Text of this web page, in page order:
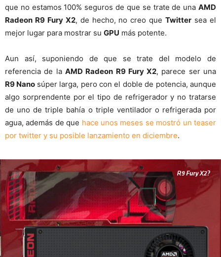
que no estamos 100% seguros de que se trate de una AMD
Radeon R9 Fury X2, de hecho, no creo queTwitter sea el
mejor lugar para mostrar su GPU más potente.
Aun así, suponiendo de que se trate del modelo de
referencia de la AMD Radeon R9 Fury X2, parece ser una
R9 Nano súper larga, pero con el doble de potencia, aunque
algo sorprendente por el tipo de refrigerador y no tratarse
de uno de triple bahía o triple ventilador o refrigerada por
agua, además de que hace unos meses se mostró un teaser
por twitter y su posible lanzamiento en diciembre.